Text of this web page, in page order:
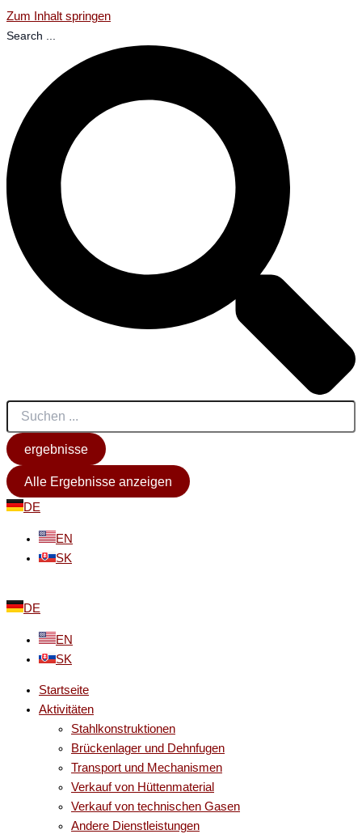
Zum Inhalt springen
Search ...
ergebnisse
Alle Ergebnisse anzeigen
DE
EN
SK
DE
EN
SK
Startseite
Aktivitäten
Stahlkonstruktionen
Brückenlager und Dehnfugen
Transport und Mechanismen
Verkauf von Hüttenmaterial
Verkauf von technischen Gasen
Andere Dienstleistungen